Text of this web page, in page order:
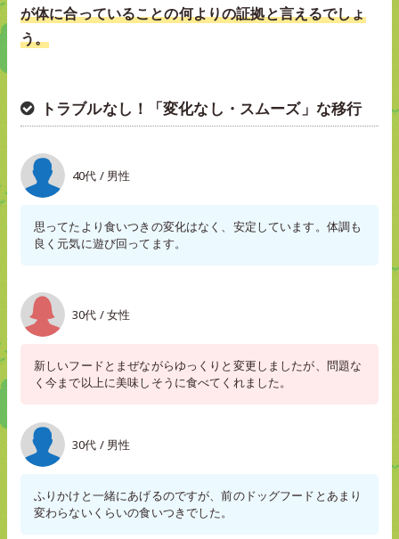
が体に合っていることの何よりの証拠と言えるでしょ
う。
トラブルなし！「変化なし・スムーズ」な移行
40代 / 男性
思ってたより食いつきの変化はなく、安定しています。体調も
良く元気に遊び回ってます。
30代 / 女性
新しいフードとまぜながらゆっくりと変更しましたが、問題な
く今まで以上に美味しそうに食べてくれました。
30代 / 男性
ふりかけと一緒にあげるのですが、前のドッグフードとあまり
変わらないくらいの食いつきでした。